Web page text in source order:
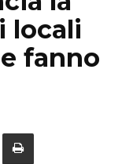
locali
fanno